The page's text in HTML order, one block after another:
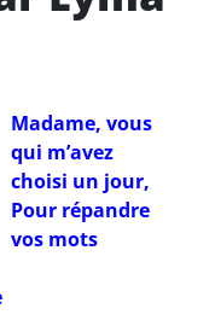
Madame, vous
qui m’avez
choisi un jour,
Pour répandre
vos mots